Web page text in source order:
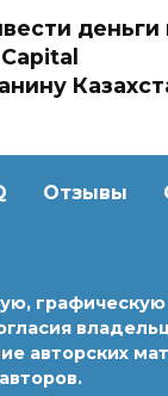
деньги
Отзывы